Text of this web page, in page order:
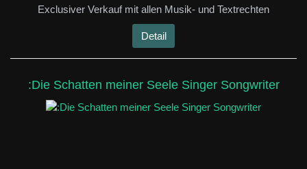
Exclusiver Verkauf mit allen Musik- und Textrechten
Detail
:Die Schatten meiner Seele Singer Songwriter